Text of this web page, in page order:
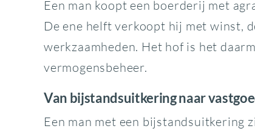
Een man koopt een boerderij met
De ene helft verkoopt hij met winst,
werkzaamheden. Het hof is het
vermogensbeheer.
Van bijstandsuitkering naar
Een man met een bijstandsuitkering